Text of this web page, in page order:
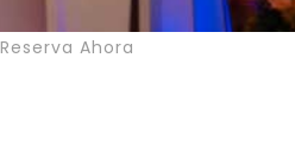
Reserva Ahora